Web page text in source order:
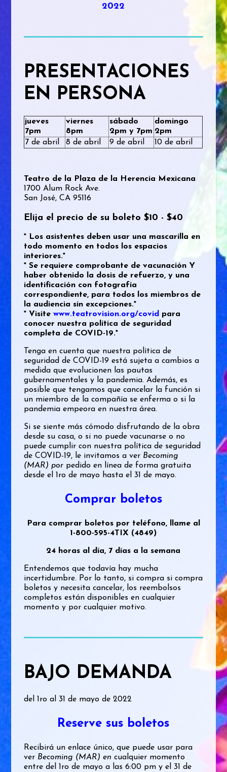
2022
PRESENTACIONES
EN PERSONA
jueves
7pm
viernes
8pm
sábado
2pm y 7pm
domingo
2pm
7 de abril
8 de abril 9 de abril 10 de abril
Teatro de la Plaza de la Herencia Mexicana
1700 Alum Rock Ave.
San José, CA 95116
Elija el precio de su boleto $10 - $40
* Los asistentes deben usar una mascarilla en
todo momento en todos los espacios
interiores.*
* Se requiere comprobante de vacunación Y
haber obtenido la dosis de refuerzo, y una
identificación con fotografía
correspondiente, para todos los miembros de
la audiencia sin excepciones.*
* Visitewww.teatrovision.org/covid para
conocer nuestra política de seguridad
completa de COVID-19.*
Tenga en cuenta que nuestra política de
seguridad de COVID-19 está sujeta a cambios a
medida que evolucionen las pautas
gubernamentales y la pandemia. Además, es
posible que tengamos que cancelar la función si
un miembro de la compañía se enferma o si la
pandemia empeora en nuestra área.
Si se siente más cómodo disfrutando de la obra
desde su casa, o si no puede vacunarse o no
puede cumplir con nuestra política de seguridad
de COVID-19, le invitamos a ver Becoming
(MAR) por pedido en línea de forma gratuita
desde el 1ro de mayo hasta el 31 de mayo.
Comprar boletos
Para comprar boletos por teléfono, llame al
1-800-595-4TIX (4849)
24 horas al día, 7 días a la semana
Entendemos que todavía hay mucha
incertidumbre. Por lo tanto, si compra si compra
boletos y necesita cancelar, los reembolsos
completos están disponibles en cualquier
momento y por cualquier motivo.
BAJO DEMANDA
del 1ro al 31 de mayo de 2022
Reserve sus boletos
Recibirá un enlace único, que puede usar para
ver Becoming (MAR) encualquier momento
entre del 1ro de mayo a las 6:00 pm y el 31 de